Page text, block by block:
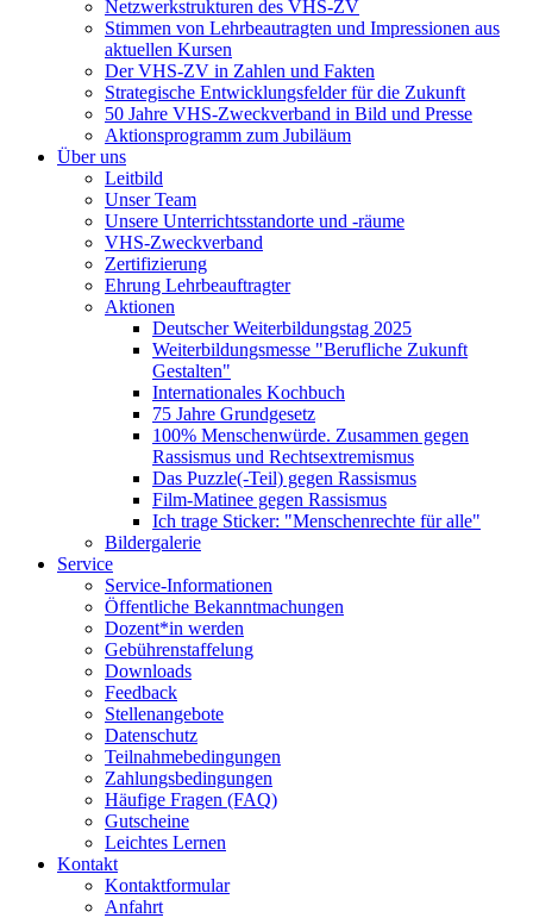
Netzwerkstrukturen des VHS-ZV
Stimmen von Lehrbeautragten und Impressionen aus
aktuellen Kursen
Der VHS-ZV in Zahlen und Fakten
Strategische Entwicklungsfelder für die Zukunft
50 Jahre VHS-Zweckverband in Bild und Presse
Aktionsprogramm zum Jubiläum
Über uns
Leitbild
Unser Team
Unsere Unterrichtsstandorte und -räume
VHS-Zweckverband
Zertifizierung
Ehrung Lehrbeauftragter
Aktionen
Deutscher Weiterbildungstag 2025
Weiterbildungsmesse "Berufliche Zukunft
Gestalten"
Internationales Kochbuch
75 Jahre Grundgesetz
100% Menschenwürde. Zusammen gegen
Rassismus und Rechtsextremismus
Das Puzzle(-Teil) gegen Rassismus
Film-Matinee gegen Rassismus
Ich trage Sticker: "Menschenrechte für alle"
Bildergalerie
Service
Service-Informationen
Öffentliche Bekanntmachungen
Dozent*in werden
Gebührenstaffelung
Downloads
Feedback
Stellenangebote
Datenschutz
Teilnahmebedingungen
Zahlungsbedingungen
Häufige Fragen (FAQ)
Gutscheine
Leichtes Lernen
Kontakt
Kontaktformular
Anfahrt